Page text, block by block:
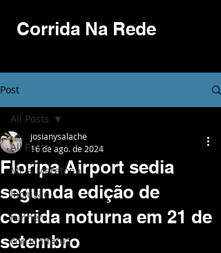
Corrida Na Rede
Post
All Posts
Meia Maratona
Inclusão
runners
corridaderua
All Posts
Floripa Airport sedia
segunda edição de
corrida noturna em 21 de
setembro
josianysalache
16 de ago. de 2024